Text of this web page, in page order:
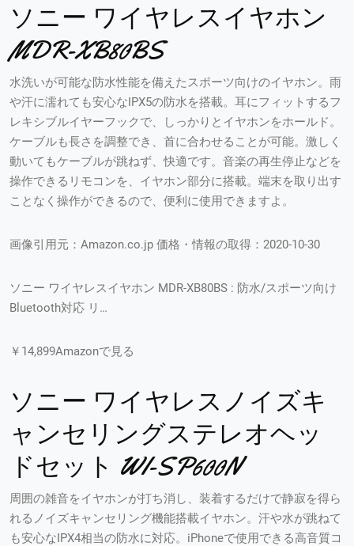
ソニー ワイヤレスイヤホン
MDR-XB80BS
水洗いが可能な防水性能を備えたスポーツ向けのイヤホン。雨
や汗に濡れても安心なIPX5の防水を搭載。耳にフィットするフ
レキシブルイヤーフックで、しっかりとイヤホンをホールド。
ケーブルも長さを調整でき、首に合わせることが可能。激しく
動いてもケーブルが跳ねず、快適です。音楽の再生停止などを
操作できるリモコンを、イヤホン部分に搭載。端末を取り出す
ことなく操作ができるので、便利に使用できますよ。
画像引用元：Amazon.co.jp 価格・情報の取得：2020-10-30
ソニー ワイヤレスイヤホン MDR-XB80BS : 防水/スポーツ向け
Bluetooth対応 リ…
￥14,899Amazonで見る
ソニー ワイヤレスノイズキ
ャンセリングステレオヘッ
ドセット WI-SP600N
周囲の雑音をイヤホンが打ち消し、装着するだけで静寂を得ら
れるノイズキャンセリング機能搭載イヤホン。汗や水が跳ねて
も安心なIPX4相当の防水に対応。iPhoneで使用できる高音質コ